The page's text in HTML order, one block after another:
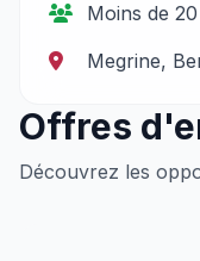
Moins de
Megrine,
Offres
Découvrez les